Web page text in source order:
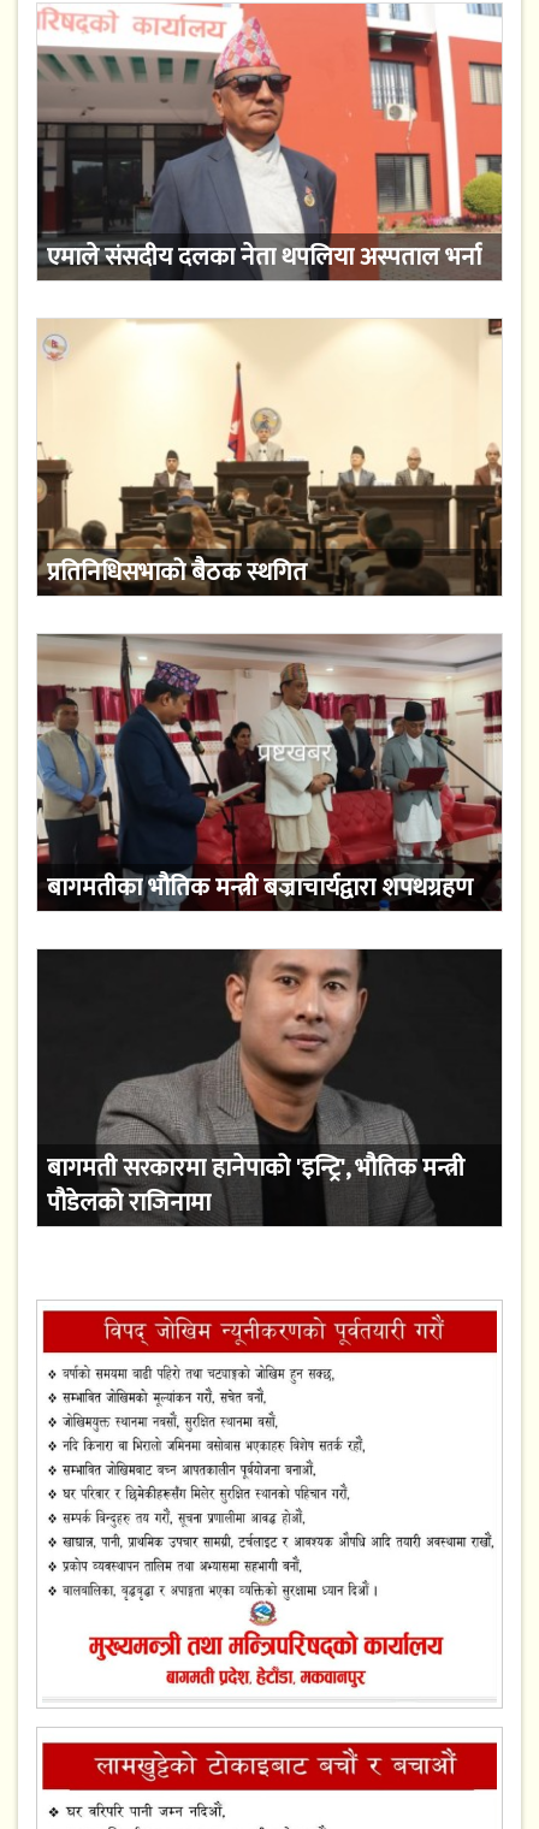
एमाले संसदीय दलका नेता थपलिया अस्पताल भर्ना
प्रतिनिधिसभाको बैठक स्थगित
बागमतीका भौतिक मन्त्री बज्राचार्यद्वारा शपथग्रहण
बागमती सरकारमा हानेपाको 'इन्ट्रि', भौतिक मन्त्री
पौडेलको राजिनामा